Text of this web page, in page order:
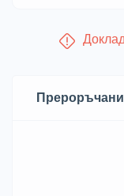
Прероръчани